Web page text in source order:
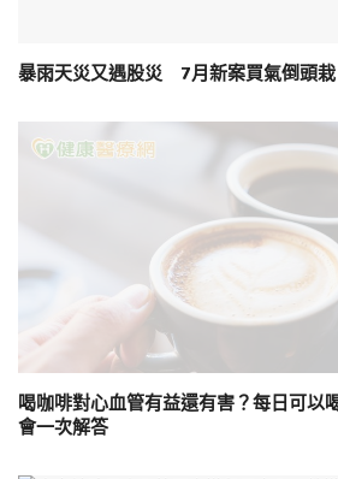
暴雨天災又遇股災 7月新案買氣倒頭栽
喝咖啡對心血管有益還有害？每日可以
會一次解答